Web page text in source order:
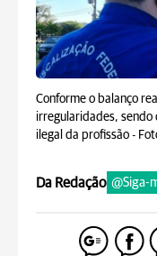
Conforme o balanço
irregularidades, sendo
ilegal da profissão -
Da Redação @Siga-